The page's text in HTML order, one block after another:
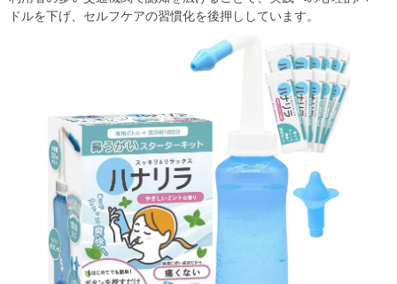
ドルを下げ、セルフケアの習慣化を後押ししています。